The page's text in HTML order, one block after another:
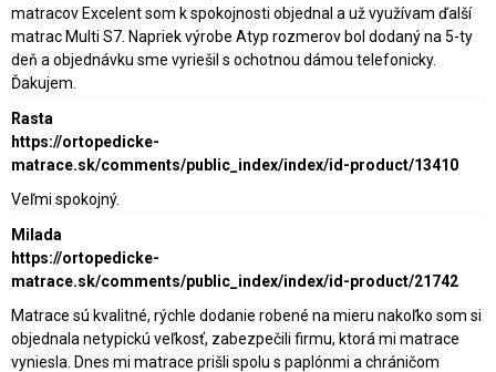
matracov Excelent som k spokojnosti objednal a už využívam ďalší
matrac Multi S7. Napriek výrobe Atyp rozmerov bol dodaný na 5-ty
deň a objednávku sme vyriešil s ochotnou dámou telefonicky.
Ďakujem.
Rasta
https://ortopedicke-
matrace.sk/comments/public_index/index/id-product/13410
Veľmi spokojný.
Milada
https://ortopedicke-
matrace.sk/comments/public_index/index/id-product/21742
Matrace sú kvalitné, rýchle dodanie robené na mieru nakoľko som si
objednala netypickú veľkosť, zabezpečili firmu, ktorá mi matrace
vyniesla. Dnes mi matrace prišli spolu s paplónmi a chráničom